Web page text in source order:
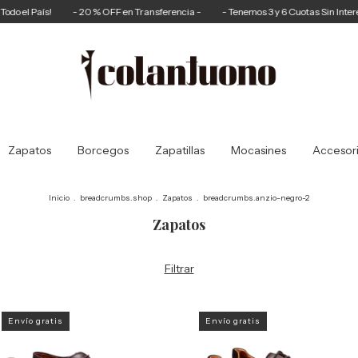
- 20 % OFF en Transferencia - - Tenemos 3 y 6 Cuotas Sin Interés -
Zapatos Borcegos Zapatillas Mocasines
Inicio . breadcrumbs.shop . Zapatos . breadcrumbs.anzio-negro-2
Zapatos
Filtrar
Envío gratis Envío gratis